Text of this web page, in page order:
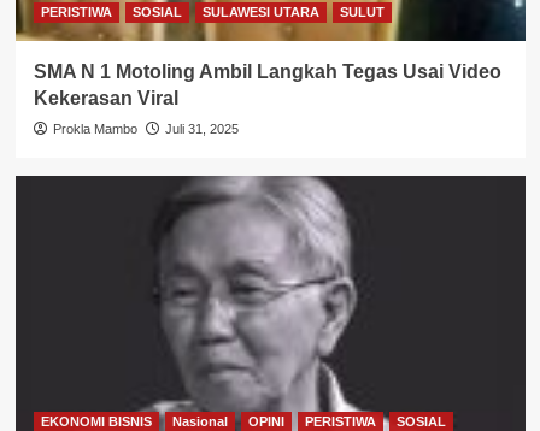
PERISTIWA
SOSIAL SULAWESI UTARA SULUT
SMA N 1 Motoling Ambil Langkah Tegas Usai Video
Kekerasan Viral
Prokla Mambo Juli 31, 2025
EKONOMI BISNIS Nasional OPINI PERISTIWA
SOSIAL